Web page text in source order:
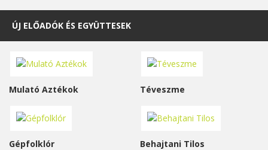
ÚJ ELŐADÓK ÉS EGYÜTTESEK
Mulató Aztékok Téveszme
Gépfolklór Behajtani Tilos